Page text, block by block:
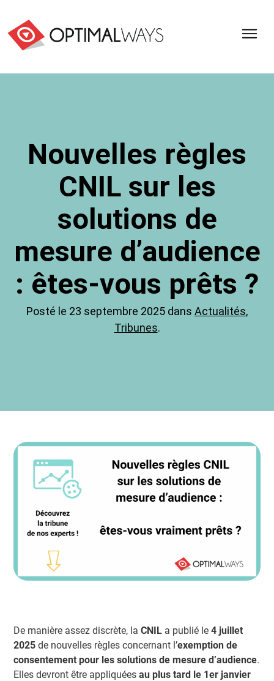
Ways,
d'optimisation
l'ecommerce
Nouvelles règles
CNIL sur les
solutions de
mesure d’audience
: êtes-vous prêts ?
Posté le 23 septembre 2025 dans Actualités,
Tribunes.
De manière assez discrète, laCNIL a publié le4 juillet
2025 de nouvelles règles concernant l’exemption de
consentement pour les solutions de mesure d’audience.
Elles devront être appliquéesau plus tard le 1er janvier